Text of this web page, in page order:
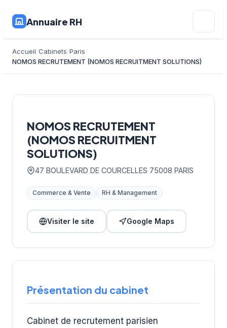
Annuaire RH
Accueil Cabinets Paris
NOMOS RECRUTEMENT (NOMOS RECRUITMENT SOLUTIONS)
NOMOS RECRUTEMENT
(NOMOS RECRUITMENT
SOLUTIONS)
47 BOULEVARD DE COURCELLES 75008 PARIS
Commerce & Vente RH & Management
Visiter le site Google Maps
Présentation du cabinet
Cabinet de recrutement parisien